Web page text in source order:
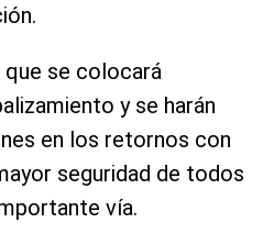
que se colocará
y se harán
en los retornos con
seguridad de todos
vía.